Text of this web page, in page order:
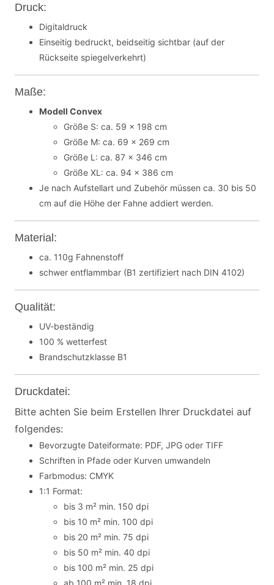
Druck:
Digitaldruck
Einseitig bedruckt, beidseitig sichtbar (auf der
Rückseite spiegelverkehrt)
Maße:
Modell Convex
Größe S: ca. 59 x 198 cm
Größe M: ca. 69 x 269 cm
Größe L: ca. 87 x 346 cm
Größe XL: ca. 94 x 386 cm
Je nach Aufstellart und Zubehör müssen ca. 30 bis 50
cm auf die Höhe der Fahne addiert werden.
Material:
ca. 110g Fahnenstoff
schwer entflammbar (B1 zertifiziert nach DIN 4102)
Qualität:
UV-beständig
100 % wetterfest
Brandschutzklasse B1
Druckdatei:
Bitte achten Sie beim Erstellen Ihrer Druckdatei auf
folgendes:
Bevorzugte Dateiformate: PDF, JPG oder TIFF
Schriften in Pfade oder Kurven umwandeln
Farbmodus: CMYK
1:1 Format:
bis 3 m² min. 150 dpi
bis 10 m² min. 100 dpi
bis 20 m² min. 75 dpi
bis 50 m² min. 40 dpi
bis 100 m² min. 25 dpi
ab 100 m² min. 18 dpi